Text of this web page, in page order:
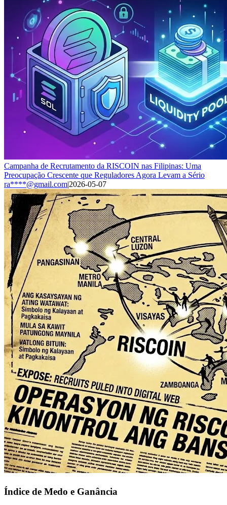
Campanha de Recrutamento da RISCOIN nas Filipinas: Uma
Preocupação Crescente que Reguladores Agora Levam a Sério
ra****@gmail.com|2026-05-07
Índice de Medo e Ganância